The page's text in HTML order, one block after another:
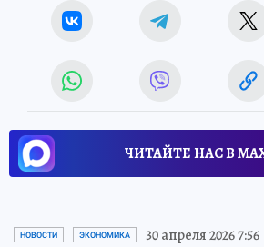
ЧИТАЙТЕ НАС В
НОВОСТИ ЭКОНОМИКА 30 апреля 2026 7:56